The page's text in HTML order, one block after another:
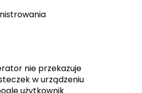
nie przekazuje
w urządzeniu